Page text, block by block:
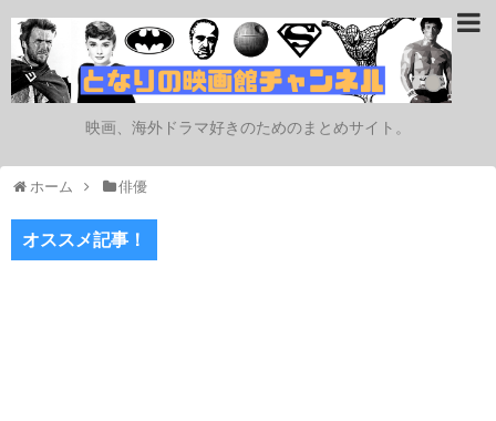
映画、海外ドラマ好きのためのまとめサイト。
ホーム 俳優
オススメ記事！